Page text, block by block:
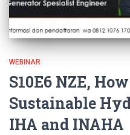
WEBINAR
S10E6 NZE,
Sustainable
IHA and INAHA